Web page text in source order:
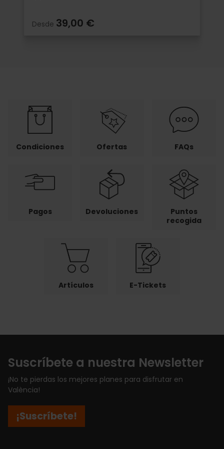
Desde 39,00 €
Condiciones Ofertas FAQs
Pagos Devoluciones
Puntos
recogida
Artículos E-Tickets
Suscríbete a nuestra Newsletter
¡No te pierdas los mejores planes para disfrutar en
València!
¡Suscríbete!